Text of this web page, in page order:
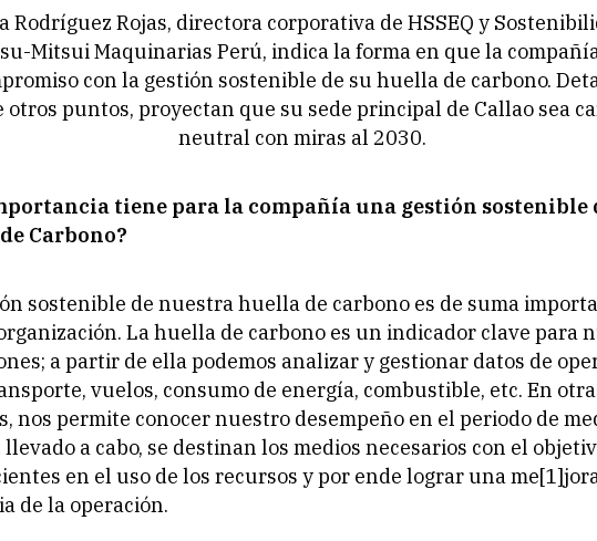
Rodríguez Rojas, directora corporativa de HSSEQ y
Mitsui Maquinarias Perú, indica la forma en que la
con la gestión sostenible de su huella de carbono.
otros puntos, proyectan que su sede principal de Callao sea
neutral con miras al 2030.
tiene para la compañía una gestión sostenible
Carbono?
sostenible de nuestra huella de carbono es de suma
La huella de carbono es un indicador clave para
a partir de ella podemos analizar y gestionar datos de
vuelos, consumo de energía, combustible, etc. En
nos permite conocer nuestro desempeño en el periodo de
llevado a cabo, se destinan los medios necesarios con el
en el uso de los recursos y por ende lograr una
de la operación.